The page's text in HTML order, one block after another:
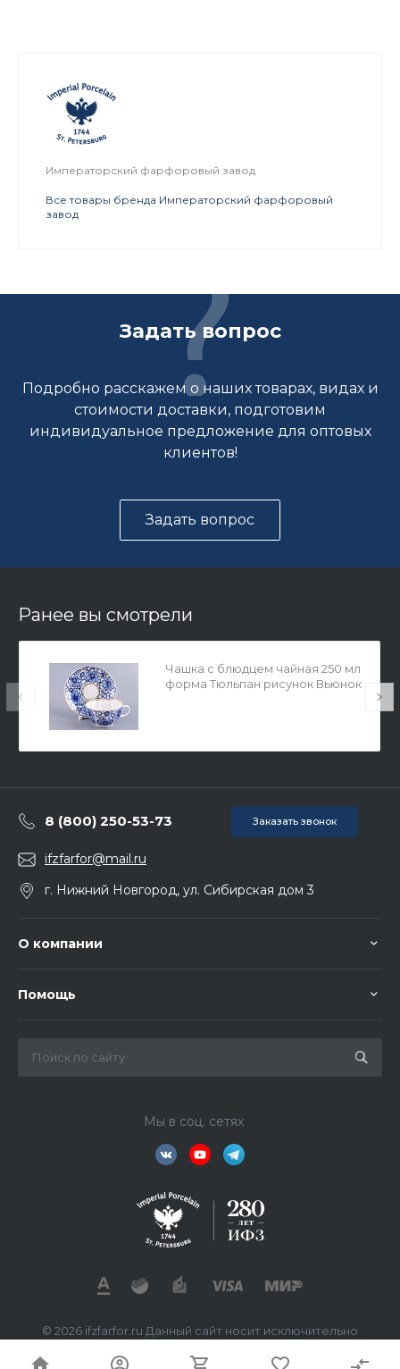
Императорский фарфоровый завод
Все товары бренда Императорский фарфоровый
завод
Задать вопрос
Подробно расскажем о наших товарах, видах и
стоимости доставки, подготовим
индивидуальное предложение для оптовых
клиентов!
Задать вопрос
Ранее вы смотрели
Чашка с блюдцем чайная 250 мл
форма Тюльпан рисунок Вьюнок
8 (800) 250-53-73 Заказать звонок
ifzfarfor@mail.ru
г. Нижний Новгород, ул. Сибирская дом 3
О компании
Помощь
Мы в соц. сетях
© 2026 ifzfarfor.ru Данный сайт носит исключительно
предложения не являются офертой, определяемой